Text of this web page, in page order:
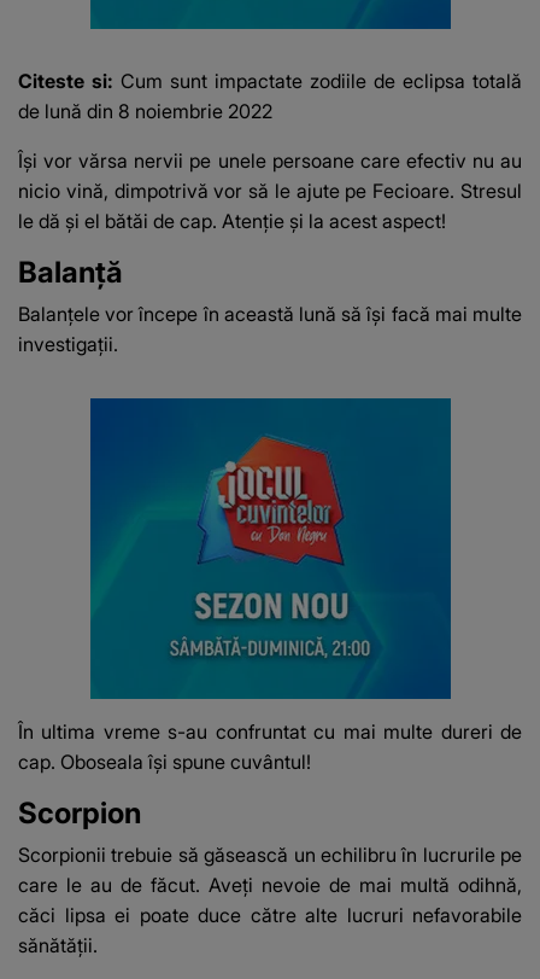
Citeste si: Cum sunt impactate zodiile de eclipsa totală
de lună din 8 noiembrie 2022
Își vor vărsa nervii pe unele persoane care efectiv nu au
nicio vină, dimpotrivă vor să le ajute pe Fecioare. Stresul
le dă și el bătăi de cap. Atenție și la acest aspect!
Balanță
Balanțele vor începe în această lună să își facă mai multe
investigații.
În ultima vreme s-au confruntat cu mai multe dureri de
cap. Oboseala își spune cuvântul!
Scorpion
Scorpionii trebuie să găsească un echilibru în lucrurile pe
care le au de făcut. Aveți nevoie de mai multă odihnă,
căci lipsa ei poate duce către alte lucruri nefavorabile
sănătății.